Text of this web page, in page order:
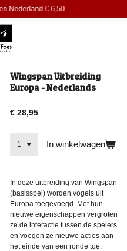
Nederland € 6,50.
Wingspan Uitbreiding
Europa - Nederlands
€ 28,95
In winkelwagen
In deze uitbreiding van Wingspan
(basisspel) worden vogels uit
Europa toegevoegd. Met hun
nieuwe eigenschappen vergroten
ze de interactie tussen de spelers
en voegen ze nieuwe acties aan
het einde van een ronde toe.